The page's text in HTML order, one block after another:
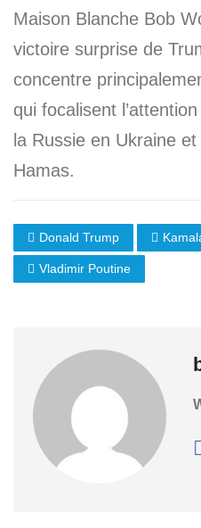
Maison Blanche Bob
victoire surprise de
concentre
qui focalisent
la Russie en Ukraine
Hamas.
Donald Trump
Vladimir Poutine